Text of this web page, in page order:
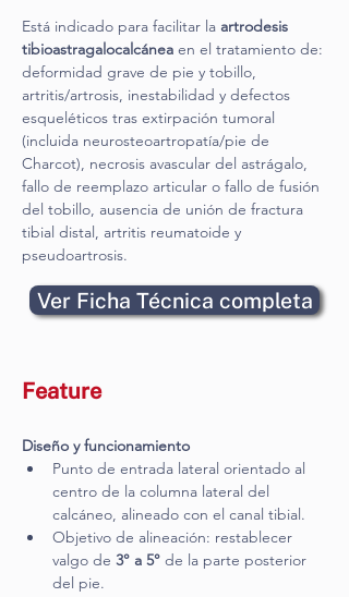
Feature
Diseño y funcionamiento
Punto de entrada lateral orientado al
centro de la columna lateral del
calcáneo, alineado con el canal tibial.
Objetivo de alineación: restablecer
valgo de 3° a 5° de la parte posterior
del pie.
Está indicado para facilitar la artrodesis
tibioastragalocalcánea en el tratamiento de:
deformidad grave de pie y tobillo,
artritis/artrosis, inestabilidad y defectos
esqueléticos tras extirpación tumoral
(incluida neurosteoartropatía/pie de
Charcot), necrosis avascular del astrágalo,
fallo de reemplazo articular o fallo de fusión
del tobillo, ausencia de unión de fractura
tibial distal, artritis reumatoide y
pseudoartrosis.
Ver Ficha Técnica completa